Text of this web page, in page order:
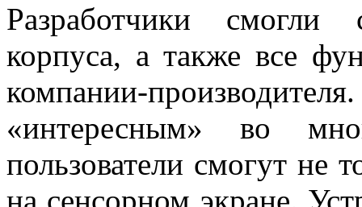
Разработчики смогли
корпуса, а также все
компании-
«интересным» во
пользователи смогут не
на сенсорном экране.